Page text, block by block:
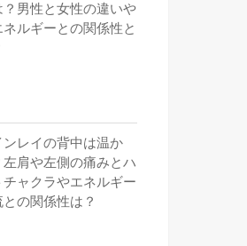
？男性と女性の違いや
ネルギーとの関係性と
ンレイの背中は温か
左肩や左側の痛みとハ
チャクラやエネルギー
との関係性は？